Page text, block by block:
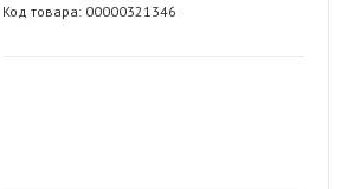
Код товара: 00000321346